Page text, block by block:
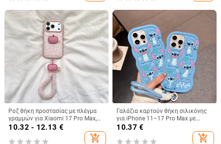
Ροζ θήκη προστασίας με πλέγμα
γραμμών για Xiaomi 17 Pro Max,
15 Pro και Redmi Note 14/Note 15
10.32 - 12.13 €
add_shopping_cart
Γαλάζια καρτούν θήκη σιλικόνης
για iPhone 11–17 Pro Max με
καμπύλες άκρες και προστασία
10.37 €
add_shopping_cart